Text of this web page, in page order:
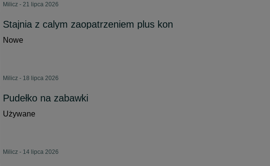
Milicz - 21 lipca 2026
Stajnia z calym zaopatrzeniem plus kon
Nowe
Milicz - 18 lipca 2026
Pudełko na zabawki
Używane
Milicz - 14 lipca 2026